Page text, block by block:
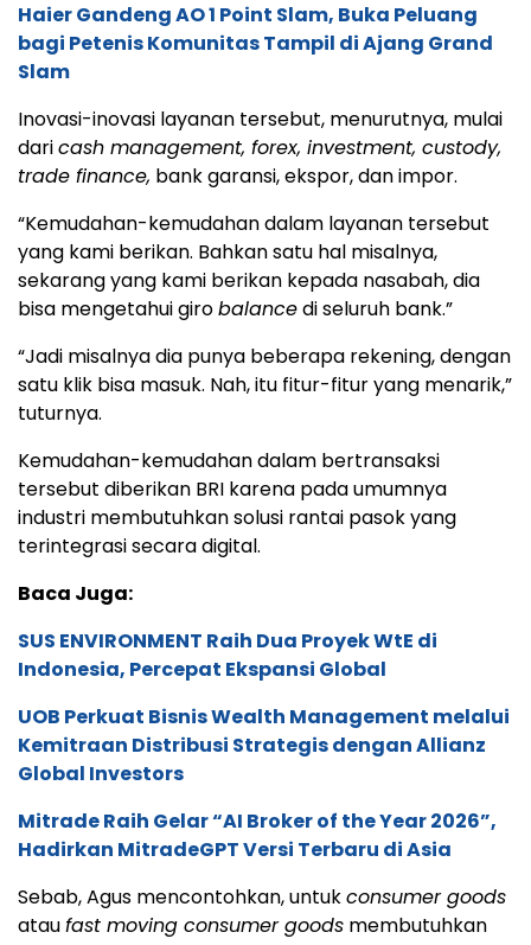
Haier Gandeng AO 1 Point Slam, Buka Peluang
bagi Petenis Komunitas Tampil di Ajang Grand
Slam
Inovasi-inovasi layanan tersebut, menurutnya, mulai
daricash management, forex, investment, custody,
trade finance, bank garansi, ekspor, dan impor.
“Kemudahan-kemudahan dalam layanan tersebut
yang kami berikan. Bahkan satu hal misalnya,
sekarang yang kami berikan kepada nasabah, dia
bisa mengetahui girobalancedi seluruh bank.”
“Jadi misalnya dia punya beberapa rekening, dengan
satu klik bisa masuk. Nah, itu fitur-fitur yang menarik,”
tuturnya.
Kemudahan-kemudahan dalam bertransaksi
tersebut diberikan BRI karena pada umumnya
industri membutuhkan solusi rantai pasok yang
terintegrasi secara digital.
Baca Juga:
SUS ENVIRONMENT Raih Dua Proyek WtE di
Indonesia, Percepat Ekspansi Global
UOB Perkuat Bisnis Wealth Management melalui
Kemitraan Distribusi Strategis dengan Allianz
Global Investors
Mitrade Raih Gelar “AI Broker of the Year 2026”,
Hadirkan MitradeGPT Versi Terbaru di Asia
Sebab, Agus mencontohkan, untukconsumer goods
ataufast moving consumer goods membutuhkan